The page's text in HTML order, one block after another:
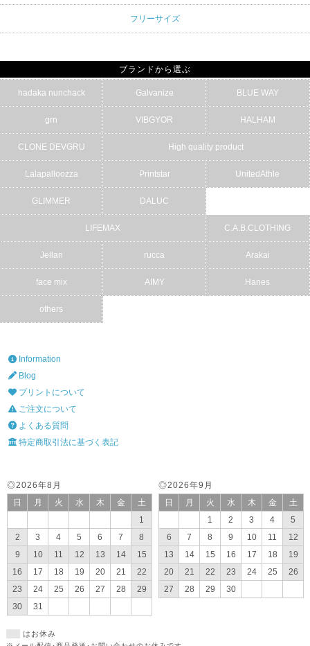
フリーサイズ
ブランドから選ぶ
hadaka nunchack Galvanize BLUE WAY
grn VIBGYOR HALHAM
CLONE DEVGRU High quality product
Lalapalloozza Printstar UnitedAthle
GLIMMER DALUC
LIFEMAX C.A.B.CLOTHING
Jellan rucca Arakai
face mix AIMY Hanes
others
Information
Blog
プリントについて
ご注文について
よくある質問
特定商取引法に基づく表記
◎2026年9月
日
月 火 水 木 金
土
1
2 3 4
5
6
7 8 9 10 11
12
13
14 15 16 17 18
19
20
21 22 23 24 25
26
27
28 29 30
◎2026年8月
日
月 火 水 木 金
土
1
2
3 4 5 6 7
8
9
10 11 12 13 14
15
16
17 18 19 20 21
22
23
24 25 26 27 28
29
30
31
はお休み